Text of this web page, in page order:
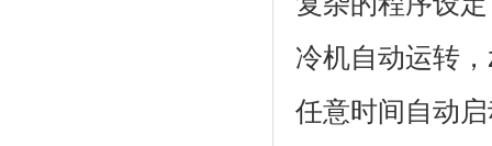
冷机自动运转
任意时间自动启动